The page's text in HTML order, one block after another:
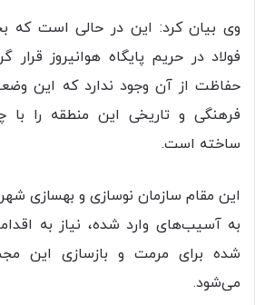
وی بیان کرد: این در حالی است که
فولاد در حریم پایگاه هوانیروز قرار
حفاظت از آن وجود ندارد که این
فرهنگی و تاریخی این منطقه را
ساخته است.
این مقام سازمان نوسازی و بهسازی
به آسیب‌های وارد شده، نیاز به
شده برای مرمت و بازسازی این
می‌شود.